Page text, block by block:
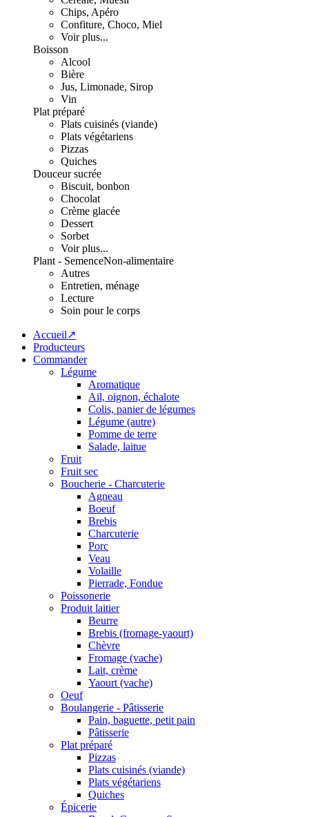
Chips, Apéro
Confiture, Choco, Miel
Voir plus...
Boisson
Alcool
Bière
Jus, Limonade, Sirop
Vin
Plat préparé
Plats cuisinés (viande)
Plats végétariens
Pizzas
Quiches
Douceur sucrée
Biscuit, bonbon
Chocolat
Crème glacée
Dessert
Sorbet
Voir plus...
Plant - SemenceNon-alimentaire
Autres
Entretien, ménage
Lecture
Soin pour le corps
Accueil↗
Producteurs
Commander
Légume
Aromatique
Ail, oignon, échalote
Colis, panier de légumes
Légume (autre)
Pomme de terre
Salade, laitue
Fruit
Fruit sec
Boucherie - Charcuterie
Agneau
Boeuf
Brebis
Charcuterie
Porc
Veau
Volaille
Pierrade, Fondue
Poissonerie
Produit laitier
Beurre
Brebis (fromage-yaourt)
Chèvre
Fromage (vache)
Lait, crème
Yaourt (vache)
Oeuf
Boulangerie - Pâtisserie
Pain, baguette, petit pain
Pâtisserie
Plat préparé
Pizzas
Plats cuisinés (viande)
Plats végétariens
Quiches
Épicerie